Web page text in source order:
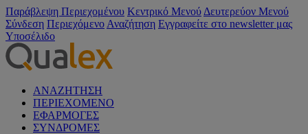
Παράβλεψη Περιεχομένου Κεντρικό Μενού Δευτερεύον Μενού
Σύνδεση Περιεχόμενο Αναζήτηση Εγγραφείτε στο newsletter μας
Υποσέλιδο
ΑΝΑΖΗΤΗΣΗ
ΠΕΡΙΕΧΟΜΕΝΟ
ΕΦΑΡΜΟΓΕΣ
ΣΥΝΔΡΟΜΕΣ